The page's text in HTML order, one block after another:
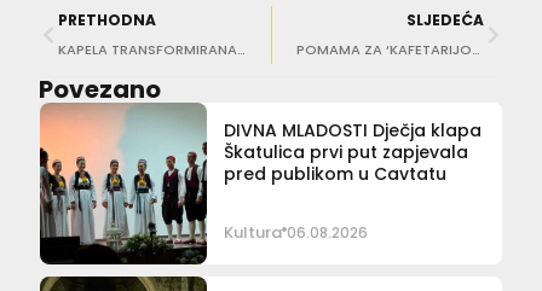
PRETHODNA
KAPELA TRANSFORMIRANA U ROZARIJ SV. STJEPANA Nesvakidašnja izložba Dubravke Lošić u Labinu
SLJEDEĆA
POMAMA ZA ‘KAFETARIJOM’ Sve ulaznice rasprodane ili rezervirane, otvorena lista čekanja
Povezano
DIVNA MLADOSTI Dječja klapa
Škatulica prvi put zapjevala
pred publikom u Cavtatu
Kultura 06.08.2026